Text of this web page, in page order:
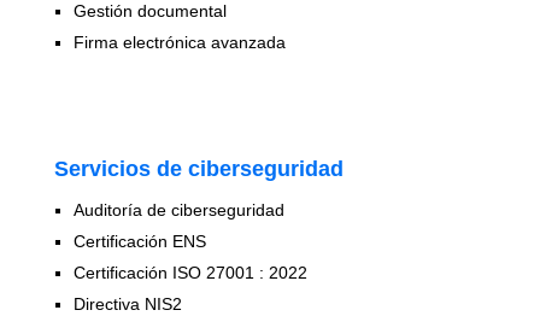
Gestión documental
Firma electrónica avanzada
Servicios de ciberseguridad
Auditoría de ciberseguridad
Certificación ENS
Certificación ISO 27001 : 2022
Directiva NIS2